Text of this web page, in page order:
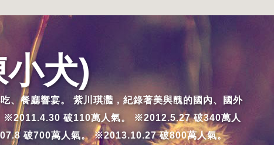
犬)
餐廳響宴。 紫川琪灩，紀錄著美與醜的國內、國外
※2011.4.30 破110萬人氣。 ※2012.5.27 破340萬人
破700萬人氣。 ※2013.10.27 破800萬人氣。